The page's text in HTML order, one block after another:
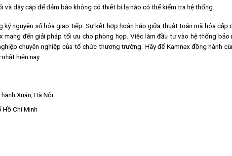
dây cáp để đảm bảo không có thiết bị lạ nào có thể kiểm tra hệ thống.
kỷ nguyên số hóa giao tiếp. Sự kết hợp hoàn hảo giữa thuật toán mã hóa cấp
mang đến giải pháp tối ưu cho phòng họp. Việc làm đầu tư vào hệ thống bảo
chuyên nghiệp của tổ chức thương trường. Hãy để Kamnex đồng hành
hiện nay.
Xuân, Hà Nội
Hồ Chí Minh